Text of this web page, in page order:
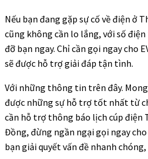
Nếu bạn đang gặp sự cố về điện ở
cũng không cần lo lắng, với số điện
đỡ bạn ngay. Chỉ cần gọi ngay cho
sẽ được hỗ trợ giải đáp tận tình.
Với những thông tin trên đây.
được những sự hỗ trợ tốt nhất từ
cần hỗ trợ thông báo lịch cúp điện
Đồng, đừng ngần ngại gọi ngay
bạn giải quyết vấn đề nhanh